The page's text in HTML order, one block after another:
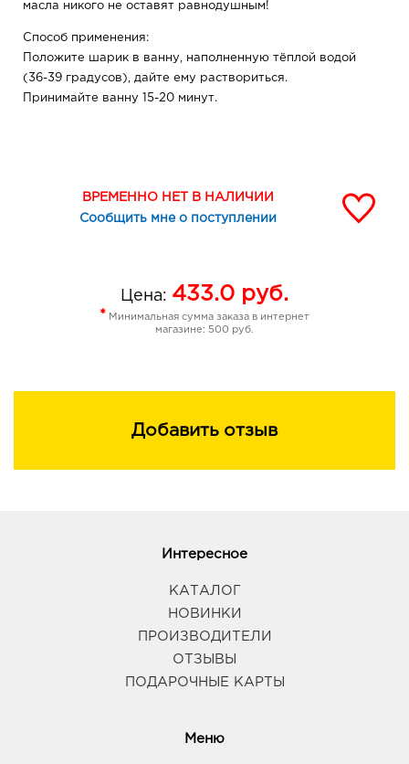
масла никого не оставят равнодушным!
Способ применения:
Положите шарик в ванну, наполненную тёплой водой
(36-39 градусов), дайте ему раствориться.
Принимайте ванну 15-20 минут.
ВРЕМЕННО НЕТ В НАЛИЧИИ
Сообщить мне о поступлении
Цена: 433.0 руб.
* Минимальная сумма заказа в интернет
магазине: 500 руб.
Добавить отзыв
Интересное
КАТАЛОГ
НОВИНКИ
ПРОИЗВОДИТЕЛИ
ОТЗЫВЫ
ПОДАРОЧНЫЕ КАРТЫ
Меню